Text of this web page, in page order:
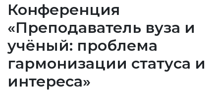
Конференция
«Преподаватель вуза и
учёный: проблема
гармонизации статуса и
интереса»